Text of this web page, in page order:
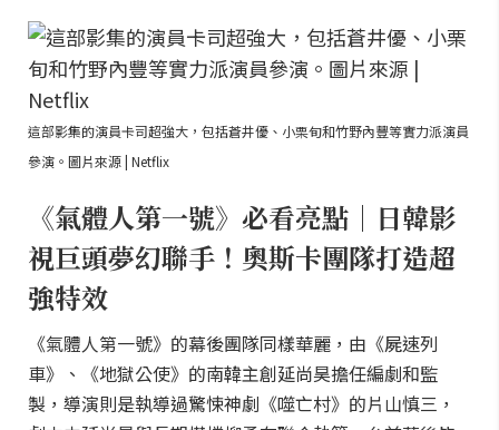
這部影集的演員卡司超強大，包括蒼井優、小栗旬和竹野內豐等實力派演員
參演。圖片來源 | Netflix
《氣體人第一號》必看亮點｜日韓影
視巨頭夢幻聯手！奧斯卡團隊打造超
強特效
《氣體人第一號》的幕後團隊同樣華麗，由《屍速列
車》、《地獄公使》的南韓主創延尚昊擔任編劇和監
製，導演則是執導過驚悚神劇《噬亡村》的片山慎三，